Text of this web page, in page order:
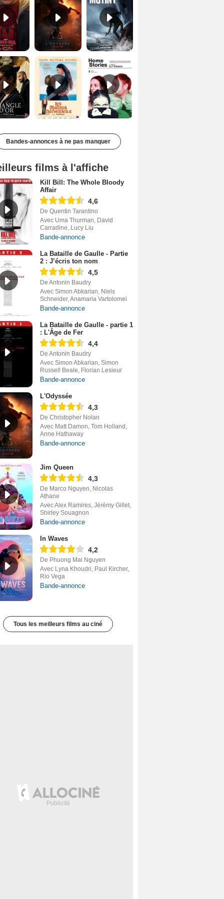
Les Matins merveilleux Bande-annonce VF Home stories Bande-annonce VO STFR
Bandes-annonces à ne pas manquer
films à l'affiche
Kill Bill: The Whole Bloody
Affair
4,6
De Quentin Tarantino
Avec Uma Thurman, David
Carradine, Lucy Liu
Bande-annonce
La Bataille de Gaulle - Partie
2 : J’écris ton nom
4,5
De Antonin Baudry
Avec Simon Abkarian, Niels
Schneider, Anamaria Vartolomei
Bande-annonce
La Bataille de Gaulle - partie 1
: L'Âge de Fer
4,4
De Antonin Baudry
Avec Simon Abkarian, Simon
Russell Beale, Florian Lesieur
Bande-annonce
L'Odyssée
4,3
De Christopher Nolan
Avec Matt Damon, Tom Holland,
Anne Hathaway
Bande-annonce
Jim Queen
4,3
De Marco Nguyen, Nicolas
Athane
Avec Alex Ramires, Jérémy Gillet,
Shirley Souagnon
Bande-annonce
In Waves
4,2
De Phuong Mai Nguyen
Avec Lyna Khoudri, Paul Kircher,
Rio Vega
Bande-annonce
Tous les meilleurs films au ciné